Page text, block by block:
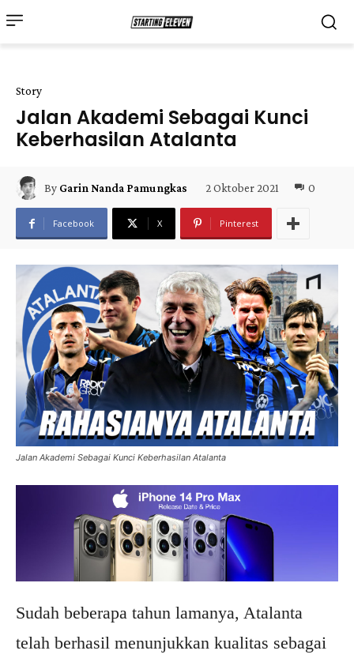
Story
Jalan Akademi Sebagai Kunci
Keberhasilan Atalanta
By Garin Nanda Pamungkas 2 Oktober 2021 0
Facebook X Pinterest
Jalan Akademi Sebagai Kunci Keberhasilan Atalanta
Sudah beberapa tahun lamanya, Atalanta
telah berhasil menunjukkan kualitas sebagai